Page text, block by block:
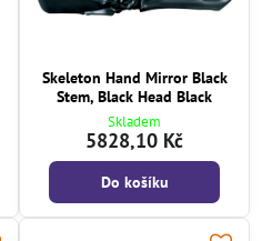
Skeleton Hand Mirror Black
Stem, Black Head Black
Skladem
5828,10 Kč
Do košíku